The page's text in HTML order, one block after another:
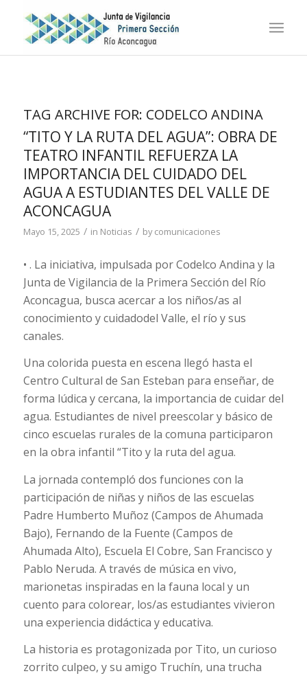
TAG ARCHIVE FOR: CODELCO ANDINA
“TITO Y LA RUTA DEL AGUA”: OBRA DE
TEATRO INFANTIL REFUERZA LA
IMPORTANCIA DEL CUIDADO DEL
AGUA A ESTUDIANTES DEL VALLE DE
ACONCAGUA
Mayo 15, 2025 / in Noticias / bycomunicaciones
• . La iniciativa, impulsada por Codelco Andina y la
Junta de Vigilancia de la Primera Sección del Río
Aconcagua, busca acercar a los niños/as al
conocimiento ycuidadodel Valle, el río y sus
canales.
Una colorida puesta en escena llegó hasta el
Centro Cultural de San Esteban para enseñar, de
forma lúdica y cercana, la importancia de cuidar del
agua. Estudiantes de nivel preescolar y básico de
cinco escuelas rurales de la comuna participaron
en la obra infantil “Tito y la ruta del agua.
La jornada contempló dos funciones con la
participación de niñas y niños de las escuelas
Padre Humberto Muñoz (Campos de Ahumada
Bajo), Fernando de la Fuente (Campos de
Ahumada Alto), Escuela El Cobre, San Francisco y
Pablo Neruda. A través de música en vivo,
marionetas inspiradas en la fauna local y un
cuento para colorear, los/as estudiantes vivieron
una experiencia didáctica y educativa.
La historia es protagonizada por Tito, un curioso
zorrito culpeo, y su amigo Truchín, una trucha